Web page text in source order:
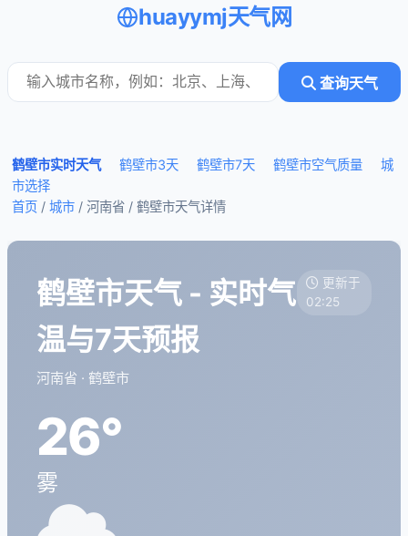
huayymj天气网
查询天气
鹤壁市实时天气 鹤壁市3天 鹤壁市7天 鹤壁市空气质量
城
市选择
首页 / 城市 / 河南省 / 鹤壁市天气详情
鹤壁市天气 - 实时气
温与7天预报
河南省 · 鹤壁市
更新于
02:25
26°
雾